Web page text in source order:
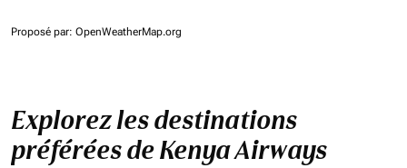
Proposé par: OpenWeatherMap.org
Explorez les destinations
préférées de Kenya Airways